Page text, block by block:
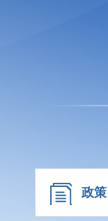
政策